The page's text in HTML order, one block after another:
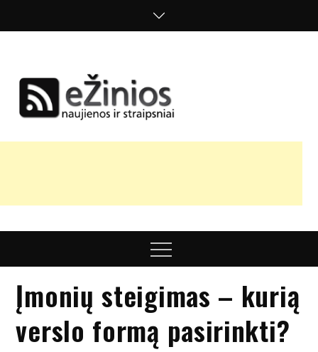
nuomonės
Menu
Įmonių steigimas – kurią
verslo formą pasirinkti?